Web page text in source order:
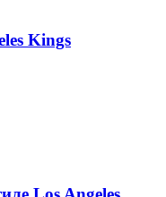
Kings